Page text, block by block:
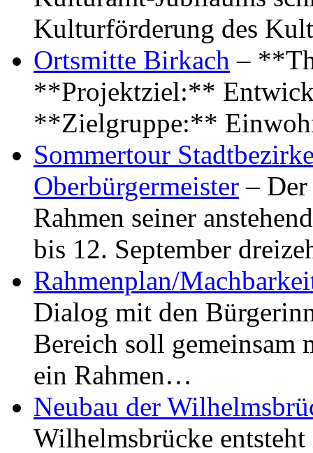
Kulturförderung des
Ortsmitte Birkach –
**Projektziel:**
**Zielgruppe:**
Sommertour
Oberbürgermeister –
Rahmen seiner
bis 12. September
Rahmenplan/
Dialog mit den
Bereich soll gemeinsam
ein Rahmen…
Neubau der
Wilhelmsbrücke